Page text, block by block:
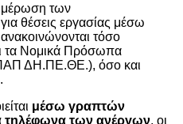
των
θέσεις εργασίας μέσω
τόσο
τα Νομικά Πρόσωπα
ΔΗ.ΠΕ.ΘΕ.), όσο και
μέσω γραπτών
τηλέφωνα των ανέργων, οι